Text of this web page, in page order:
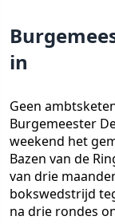
in
Geen
Burgemeester
weekend het
Bazen van de
van drie
bokswedstrijd
na drie rondes